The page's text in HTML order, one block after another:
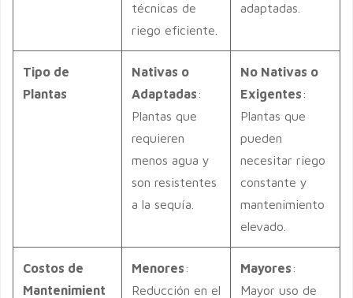
técnicas de
riego eficiente.
adaptadas.
Tipo de
Plantas
Nativas o
Adaptadas:
Plantas que
requieren
menos agua y
son resistentes
a la sequía.
No Nativas o
Exigentes:
Plantas que
pueden
necesitar riego
constante y
mantenimiento
elevado.
Costos de
Mantenimient
Menores:
Reducción en el
Mayores:
Mayor uso de